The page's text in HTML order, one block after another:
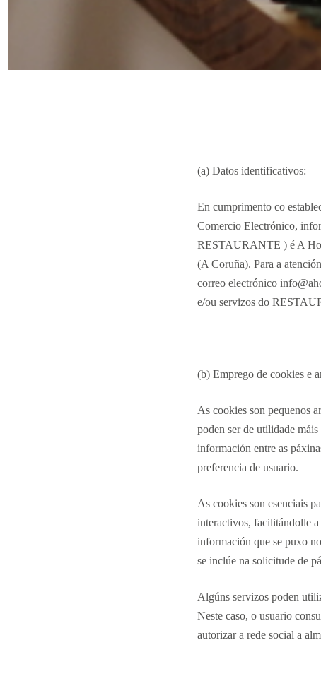
(a) Datos identificativos:
En cumprimento co
Comercio Electrónico,
RESTAURANTE ) é A
(A Coruña). Para a
correo electrónico
e/ou servizos do
(b) Emprego de cookies e
As cookies son pequenos
poden ser de utilidade
información entre as
preferencia de usuario.
As cookies son esenciais
interactivos, facilitándolle a
información que se puxo
se inclúe na solicitude de
Algúns servizos poden
Neste caso, o usuario
autorizar a rede social a